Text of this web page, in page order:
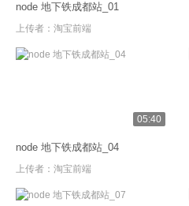
node 地下铁成都站_01
上传者： 淘宝前端
05:40
node 地下铁成都站_04
上传者： 淘宝前端